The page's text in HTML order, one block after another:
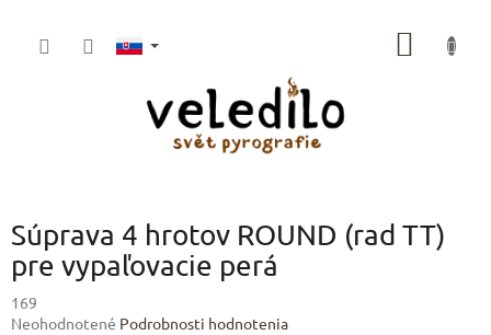
Súprava 4 hrotov ROUND (rad TT)
pre vypaľovacie perá
169
Priemerné
Neohodnotené Podrobnosti hodnotenia